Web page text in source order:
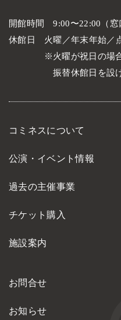
開館時間
9:00〜22:00（窓
休館日
火曜／年末年始／
火曜が祝日の場
振替休館日を設
コミネスについて
公演・イベント情報
過去の主催事業
チケット購入
施設案内
お問合せ
お知らせ